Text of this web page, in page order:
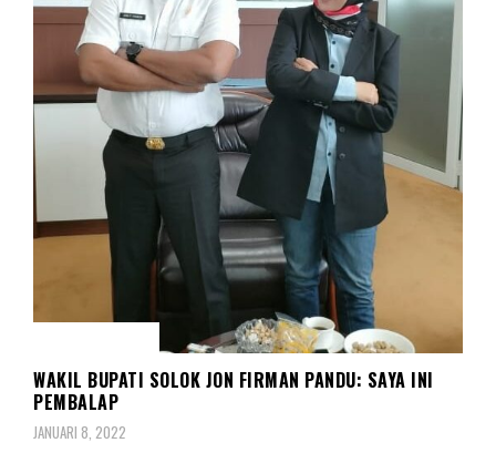
WAKIL BUPATI SOLOK JON FIRMAN PANDU: SAYA INI
PEMBALAP
JANUARI 8, 2022